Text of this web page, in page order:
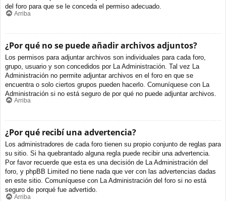
del foro para que se le conceda el permiso adecuado.
Arriba
¿Por qué no se puede añadir archivos adjuntos?
Los permisos para adjuntar archivos son individuales para cada foro,
grupo, usuario y son concedidos por La Administración. Tal vez La
Administración no permite adjuntar archivos en el foro en que se
encuentra o solo ciertos grupos pueden hacerlo. Comuníquese con La
Administración si no está seguro de por qué no puede adjuntar archivos.
Arriba
¿Por qué recibí una advertencia?
Los administradores de cada foro tienen su propio conjunto de reglas para
su sitio. Si ha quebrantado alguna regla puede recibir una advertencia.
Por favor recuerde que esta es una decisión de La Administración del
foro, y phpBB Limited no tiene nada que ver con las advertencias dadas
en este sitio. Comuníquese con La Administración del foro si no está
seguro de porqué fue advertido.
Arriba